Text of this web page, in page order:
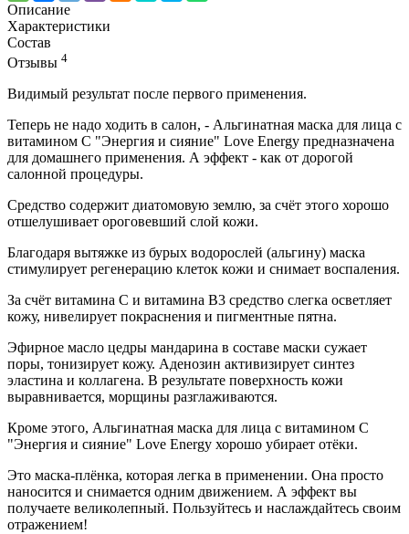
Описание
Характеристики
Состав
Отзывы 4
Видимый результат после первого применения.
Теперь не надо ходить в салон, - Альгинатная маска для лица с
витамином С "Энергия и сияние" Love Energy предназначена
для домашнего применения. А эффект - как от дорогой
салонной процедуры.
Средство содержит диатомовую землю, за счёт этого хорошо
отшелушивает ороговевший слой кожи.
Благодаря вытяжке из бурых водорослей (альгину) маска
стимулирует регенерацию клеток кожи и снимает воспаления.
За счёт витамина С и витамина B3 средство слегка осветляет
кожу, нивелирует покраснения и пигментные пятна.
Эфирное масло цедры мандарина в составе маски сужает
поры, тонизирует кожу. Аденозин активизирует синтез
эластина и коллагена. В результате поверхность кожи
выравнивается, морщины разглаживаются.
Кроме этого, Альгинатная маска для лица с витамином С
"Энергия и сияние" Love Energy хорошо убирает отёки.
Это маска-плёнка, которая легка в применении. Она просто
наносится и снимается одним движением. А эффект вы
получаете великолепный. Пользуйтесь и наслаждайтесь своим
отражением!